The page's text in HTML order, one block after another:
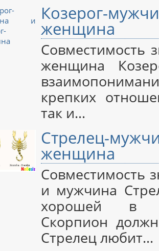
Козерог-
женщина
Совместимость
женщина
крепких
так и…
Стрелец-
женщина
Совместимость
и мужчина
хорошей в
Скорпион
Стрелец любит…